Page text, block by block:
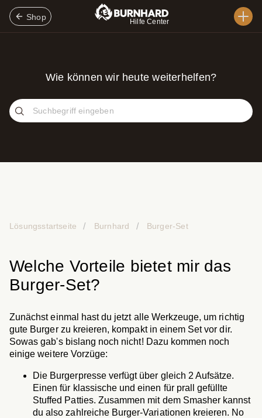
Shop
Hilfe Center
Wie können wir heute weiterhelfen?
Lösungsstartseite Burnhard Burger-Set
Welche Vorteile bietet mir das
Burger-Set?
Zunächst einmal hast du jetzt alle Werkzeuge, um richtig
gute Burger zu kreieren, kompakt in einem Set vor dir.
Sowas gab's bislang noch nicht! Dazu kommen noch
einige weitere Vorzüge:
Die Burgerpresse verfügt über gleich 2 Aufsätze.
Einen für klassische und einen für prall gefüllte
Stuffed Patties. Zusammen mit dem Smasher kannst
du also zahlreiche Burger-Variationen kreieren. No